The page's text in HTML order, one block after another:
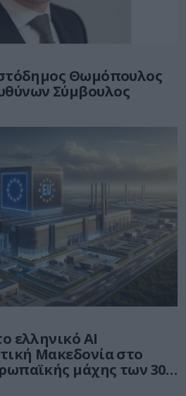
Θωμόπουλος
Σύμβουλος
ελληνικό AI
Μακεδονία στο
μάχης των 30
Νοημοσύνη